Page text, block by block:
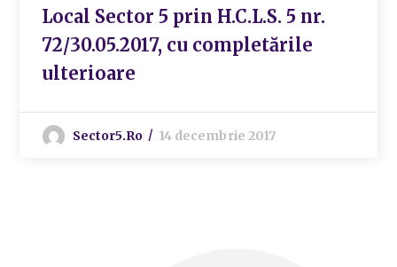
Local Sector 5 prin H.C.L.S. 5 nr.
72/30.05.2017, cu completările
ulterioare
Sector5.ro 14 decembrie 2017